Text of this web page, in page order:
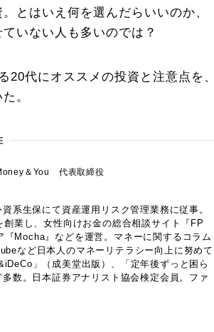
とはいえ何を選んだらいいのか、
いない人も多いのでは？
代にオススメの投資と注意点を、
。
＆You 代表取締役
系生保にて資産運用リスク管理業務に従事。
創業し、女性向けお金の総合相談サイト『FP
Mocha』などを運営。マネーに関するコラム
など日本人のマネーリテラシー向上に努めて
」（成美堂出版）、「定年後ずっと困ら
数。日本証券アナリスト協会検定会員。ファ